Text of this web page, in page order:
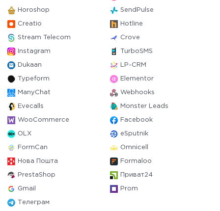
Horoshop SendPulse
Creatio Hotline
Stream Telecom Crove
Instagram TurboSMS
Dukaan LP-CRM
Typeform Elementor
ManyChat Webhooks
Evecalls Monster Leads
WooCommerce Facebook
OLX eSputnik
FormCan Omnicell
Нова Пошта Formaloo
PrestaShop Приват24
Gmail Prom
Телеграм